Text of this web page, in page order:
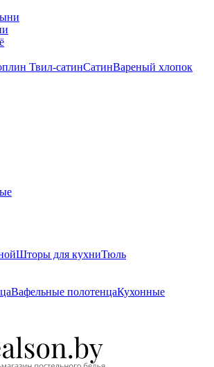
Твил-сатинСатинВареный хлопок
Шторы для кухниТюль
Вафельные полотенцаКухонные